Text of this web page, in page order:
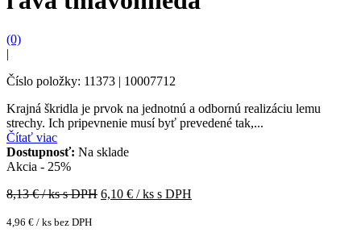
(0)
|
Číslo položky: 11373 | 10007712
Krajná škridla je prvok na jednotnú a odbornú realizáciu lemu
strechy. Ich pripevnenie musí byť prevedené tak,...
Čítať viac
Dostupnosť: Na sklade
Akcia - 25%
8,13€ / ks s DPH 6,10 € / ks s DPH
4,96 € / ks bez DPH